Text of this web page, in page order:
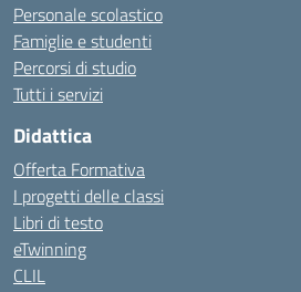
Personale scolastico
Famiglie e studenti
Percorsi di studio
Tutti i servizi
Didattica
Offerta Formativa
I progetti delle classi
Libri di testo
eTwinning
CLIL